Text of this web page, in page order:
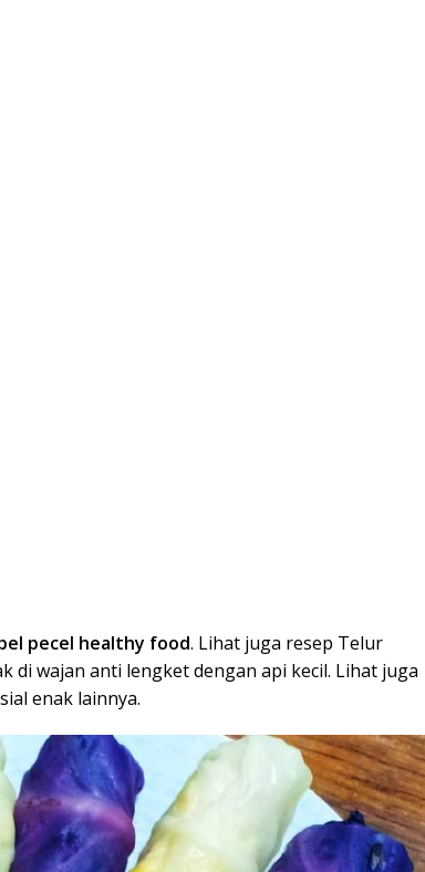
pecel healthy food. Lihat juga resep Telur
di wajan anti lengket dengan api kecil. Lihat juga
enak lainnya.